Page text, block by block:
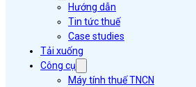
Hướng dẫn
Tin tức thuế
Case studies
Tải xuống
Công cụ
Máy tính thuế TNCN